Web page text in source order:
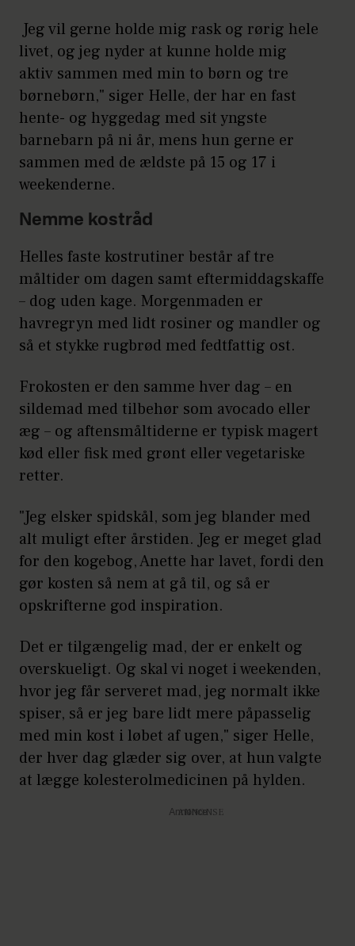
Jeg vil gerne holde mig rask og rørig hele
livet, og jeg nyder at kunne holde mig
aktiv sammen med min to børn og tre
børnebørn," siger Helle, der har en fast
hente- og hyggedag med sit yngste
barnebarn på ni år, mens hun gerne er
sammen med de ældste på 15 og 17 i
weekenderne.
Nemme kostråd
Helles faste kostrutiner består af tre
måltider om dagen samt eftermiddagskaffe
– dog uden kage. Morgenmaden er
havregryn med lidt rosiner og mandler og
så et stykke rugbrød med fedtfattig ost.
Frokosten er den samme hver dag – en
sildemad med tilbehør som avocado eller
æg – og aftensmåltiderne er typisk magert
kød eller fisk med grønt eller vegetariske
retter.
"Jeg elsker spidskål, som jeg blander med
alt muligt efter årstiden. Jeg er meget glad
for den kogebog, Anette har lavet, fordi den
gør kosten så nem at gå til, og så er
opskrifterne god inspiration.
Det er tilgængelig mad, der er enkelt og
overskueligt. Og skal vi noget i weekenden,
hvor jeg får serveret mad, jeg normalt ikke
spiser, så er jeg bare lidt mere påpasselig
med min kost i løbet af ugen," siger Helle,
der hver dag glæder sig over, at hun valgte
at lægge kolesterolmedicinen på hylden.
Annonce